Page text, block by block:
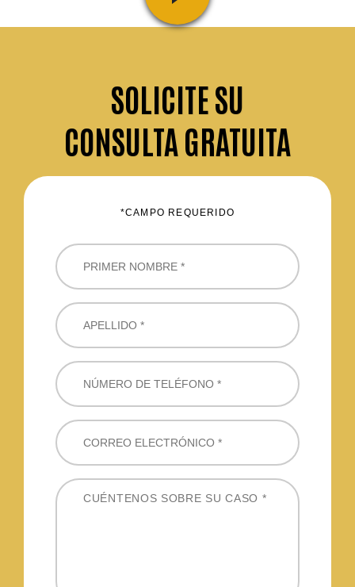
SOLICITESU
CONSULTA GRATUITA
*CAMPO REQUERIDO